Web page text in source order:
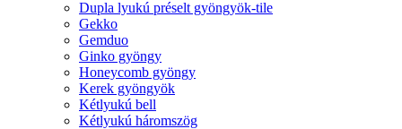
Dupla lyukú préselt gyöngyök-tile
Gekko
Gemduo
Ginko gyöngy
Honeycomb gyöngy
Kerek gyöngyök
Kétlyukú bell
Kétlyukú háromszög